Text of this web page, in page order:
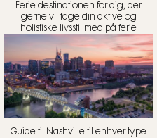
Ferie-destinationen for dig, der
gerne vil tage din aktive og
holistiske livsstil med på ferie
Guide til Nashville til enhver type